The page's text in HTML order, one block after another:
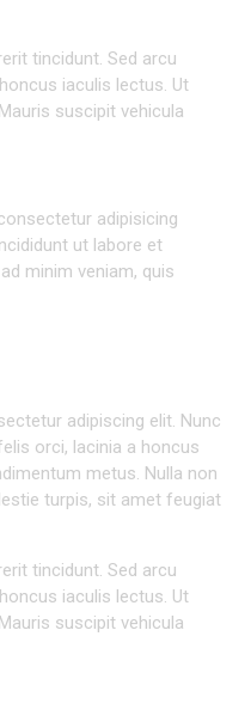
tincidunt. Sed arcu
iaculis lectus. Ut
suscipit vehicula
adipisicing
ut labore et
minim veniam, quis
adipiscing elit. Nunc
orci, lacinia a honcus
metus. Nulla non
turpis, sit amet feugiat
tincidunt. Sed arcu
iaculis lectus. Ut
suscipit vehicula